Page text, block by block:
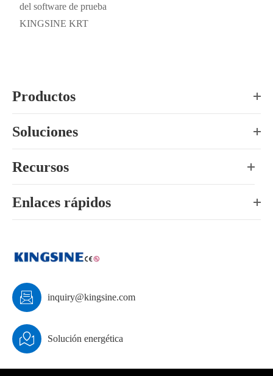
del software de prueba
KINGSINE KRT
Productos
Soluciones
Recursos
Enlaces rápidos
 inquiry@kingsine.com
 Solución energética